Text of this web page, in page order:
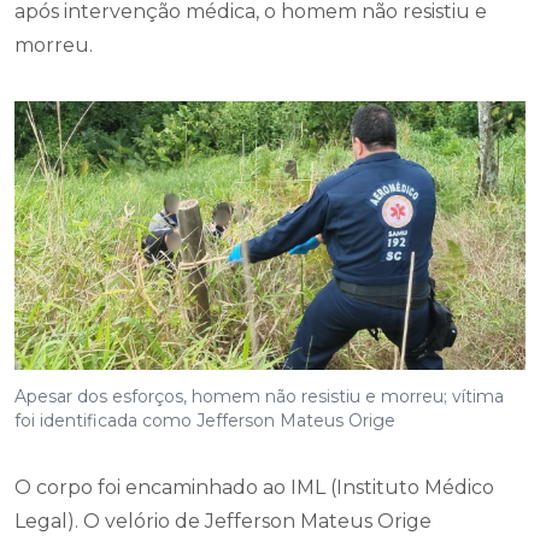
após intervenção médica, o homem não resistiu e
morreu.
Apesar dos esforços, homem não resistiu e morreu; vítima
foi identificada como Jefferson Mateus Orige
O corpo foi encaminhado ao IML (Instituto Médico
Legal). O velório de Jefferson Mateus Orige